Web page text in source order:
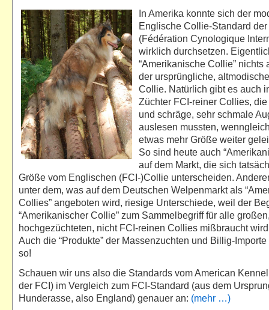
In Amerika konnte sich der
Englische Collie-Standard der
(Fédération Cynologique
wirklich durchsetzen.
“Amerikanische Collie” nichts
der ursprüngliche,
Collie. Natürlich gibt es auch
Züchter FCI-reiner Collies,
und schräge, sehr schmale
auslesen mussten,
etwas mehr Größe weiter
So sind heute auch
auf dem Markt, die sich
Größe vom Englischen (FCI-)Collie unterscheiden.
unter dem, was auf dem Deutschen Welpenmarkt als
Collies” angeboten wird, riesige Unterschiede, weil der
“Amerikanischer Collie” zum Sammelbegriff für alle
hochgezüchteten, nicht FCI-reinen Collies mißbraucht
Auch die “Produkte” der Massenzuchten und Billig-
so!
Schauen wir uns also die Standards vom American
der FCI) im Vergleich zum FCI-Standard (aus dem
Hunderasse, also England) genauer an: (mehr …)